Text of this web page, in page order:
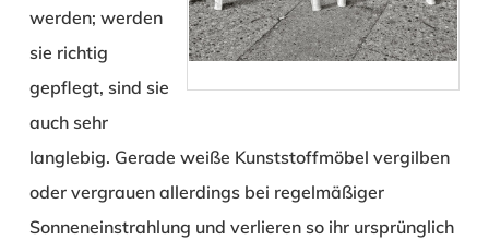
werden; werden
sie richtig
gepflegt, sind sie
auch sehr
langlebig. Gerade weiße Kunststoffmöbel vergilben
oder vergrauen allerdings bei regelmäßiger
Sonneneinstrahlung und verlieren so ihr ursprünglich